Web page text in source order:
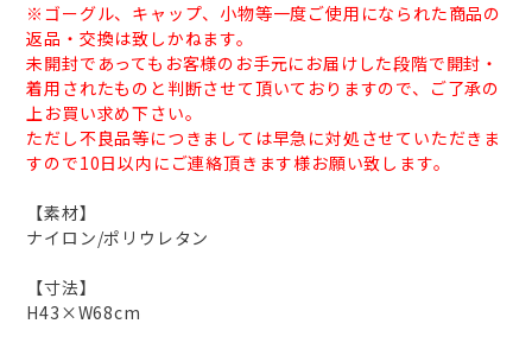
※ゴーグル、キャップ、小物等一度ご使用になられた商品の
返品・交換は致しかねます。
未開封であってもお客様のお手元にお届けした段階で開封・
着用されたものと判断させて頂いておりますので、ご了承の
上お買い求め下さい。
ただし不良品等につきましては早急に対処させていただきま
すので10日以内にご連絡頂きます様お願い致します。
【素材】
ナイロン/ポリウレタン
【寸法】
H43×W68cm